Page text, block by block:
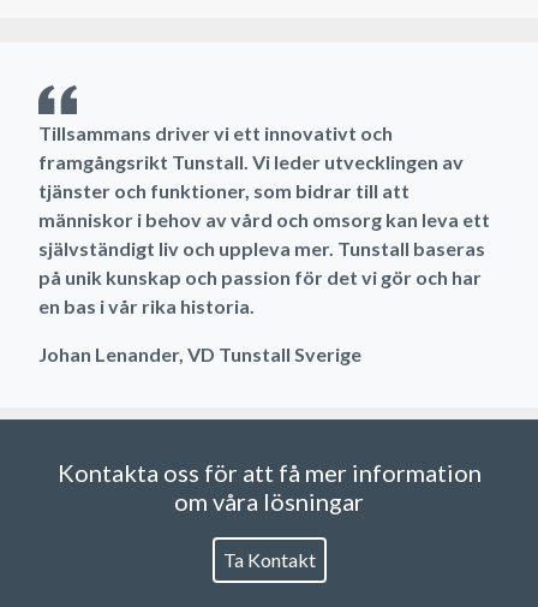
Tillsammans driver vi ett innovativt och
framgångsrikt Tunstall. Vi leder utvecklingen av
tjänster och funktioner, som bidrar till att
människor i behov av vård och omsorg kan leva ett
självständigt liv och uppleva mer. Tunstall baseras
på unik kunskap och passion för det vi gör och har
en bas i vår rika historia.
Johan Lenander, VD Tunstall Sverige
Kontakta oss för att få mer information
om våra lösningar
Ta Kontakt